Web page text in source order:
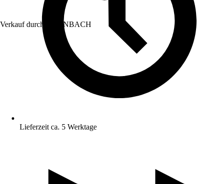
Verkauf durch: HORNBACH
Lieferzeit ca. 5 Werktage